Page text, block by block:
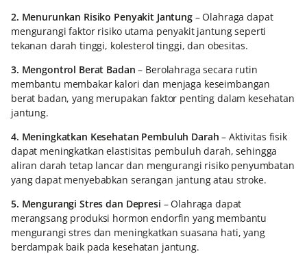
2. Menurunkan Risiko Penyakit Jantung– Olahraga dapat
mengurangi faktor risiko utama penyakit jantung seperti
tekanan darah tinggi, kolesterol tinggi, dan obesitas.
3. Mengontrol Berat Badan – Berolahraga secara rutin
membantu membakar kalori dan menjaga keseimbangan
berat badan, yang merupakan faktor penting dalam kesehatan
jantung.
4. Meningkatkan Kesehatan Pembuluh Darah – Aktivitas fisik
dapat meningkatkan elastisitas pembuluh darah, sehingga
aliran darah tetap lancar dan mengurangi risiko penyumbatan
yang dapat menyebabkan serangan jantung atau stroke.
5. Mengurangi Stres dan Depresi – Olahraga dapat
merangsang produksi hormon endorfin yang membantu
mengurangi stres dan meningkatkan suasana hati, yang
berdampak baik pada kesehatan jantung.